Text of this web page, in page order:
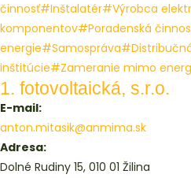
činnosť#Inštalatér#Výrobca
komponentov#Poradenská
energie#Samospráva
inštitúcie#Zameranie mimo
1. fotovoltaická, s.r.o.
E-mail:
anton.mitasik@anmima.sk
Adresa:
Dolné Rudiny 15, 010 01 Žilina